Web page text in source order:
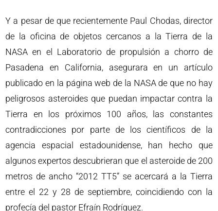
Y a pesar de que recientemente Paul Chodas, director
de la oficina de objetos cercanos a la Tierra de la
NASA en el Laboratorio de propulsión a chorro de
Pasadena en California, asegurara en un artículo
publicado en la página web de la NASA de que no hay
peligrosos asteroides que puedan impactar contra la
Tierra en los próximos 100 años, las constantes
contradicciones por parte de los científicos de la
agencia espacial estadounidense, han hecho que
algunos expertos descubrieran que el asteroide de 200
metros de ancho “2012 TT5” se acercará a la Tierra
entre el 22 y 28 de septiembre, coincidiendo con la
profecía del pastor Efraín Rodríguez.